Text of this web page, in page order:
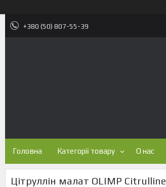
+380 (50) 807-55-39
Головна Категорії товару О нас
Цітруллін малат OLIMP Citrulline